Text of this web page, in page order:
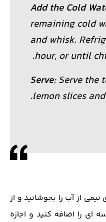
Add the Cold
remaining cold
and whisk.
hour, or until
Serve: Serve the
lemon slices
نیمی از آب را بجوشانید و از
ای را اضافه کنید و اجازه